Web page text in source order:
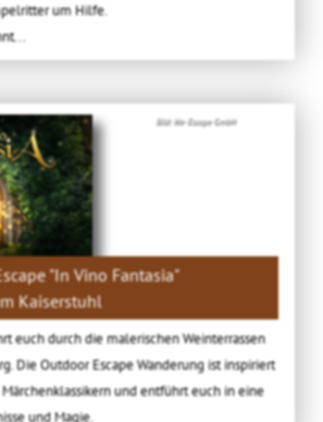
um Hilfe.
Bild: We-Escape GmbH
"In Vino Fantasia"
Kaiserstuhl
euch durch die malerischen Weinterrassen
Die Outdoor Escape Wanderung ist inspiriert
und entführt euch in eine
und Magie.